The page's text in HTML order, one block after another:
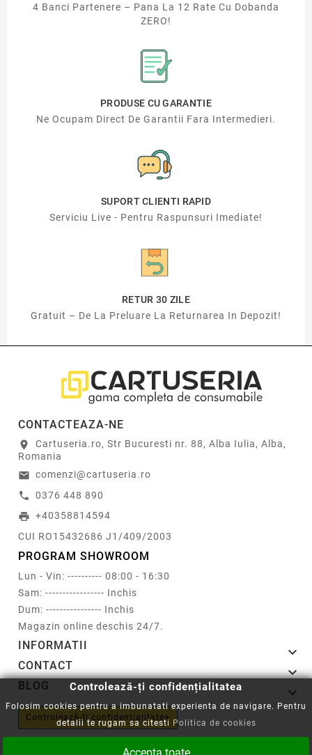
4 Banci Partenere – Pana La 12 Rate Cu Dobanda
ZERO!
PRODUSE CU GARANTIE
Ne Ocupam Direct De Garantii Fara Intermedieri.
SUPORT CLIENTI RAPID
Serviciu Live - Pentru Raspunsuri Imediate!
RETUR 30 ZILE
Gratuit – De La Preluare La Returnarea In Depozit!
CONTACTEAZA-NE
location_on
Cartuseria.ro, Str Bucuresti nr. 88, Alba Iulia, Alba,
Romania
email comenzi@cartuseria.ro
call 0376 448 890
print +40358814594
CUI RO15432686 J1/409/2003
PROGRAM SHOWROOM
Lun - Vin: ---------- 08:00 - 16:30
Sam: ----------------- Inchis
Dum: ---------------- Inchis
Magazin online deschis 24/7.
INFORMATII 
CONTACT 
BLOG 
Controlează-ți confidențialitatea
Controlează-ți confidențialitatea
Folosim cookies pentru a imbunatati experienta de navigare. Pentru
detalii te rugam sa citesti Politica de cookies